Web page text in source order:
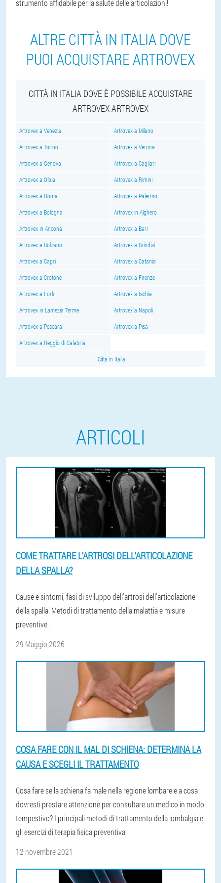
strumento affidabile per la salute delle articolazioni!
ALTRE CITTÀ IN ITALIA DOVE
PUOI ACQUISTARE ARTROVEX
CITTÀ IN ITALIA DOVE È POSSIBILE ACQUISTARE
ARTROVEX ARTROVEX
Artrovex a Venezia Artrovex a Milano
Artrovex a Torino Artrovex a Verona
Artrovex a Genova Artrovex a Cagliari
Artrovex a Olbia Artrovex a Rimini
Artrovex a Roma Artrovex a Palermo
Artrovex a Bologna Artrovex in Alghero
Artrovex in Ancona Artrovex a Bari
Artrovex a Bolzano Artrovex a Brindisi
Artrovex a Capri Artrovex a Catania
Artrovex a Crotone Artrovex a Firenze
Artrovex a Forlì Artrovex a Ischia
Artrovex in Lamezia Terme Artrovex a Napoli
Artrovex a Pescara Artrovex a Pisa
Artrovex a Reggio di Calabria
Città in Italia
ARTICOLI
COME TRATTARE L'ARTROSI DELL'ARTICOLAZIONE
DELLA SPALLA?
Cause e sintomi, fasi di sviluppo dell'artrosi dell'articolazione
della spalla. Metodi di trattamento della malattia e misure
preventive.
29 Maggio 2026
COSA FARE CON IL MAL DI SCHIENA: DETERMINA LA
CAUSA E SCEGLI IL TRATTAMENTO
Cosa fare se la schiena fa male nella regione lombare e a cosa
dovresti prestare attenzione per consultare un medico in modo
tempestivo? I principali metodi di trattamento della lombalgia e
gli esercizi di terapia fisica preventiva.
12 novembre 2021